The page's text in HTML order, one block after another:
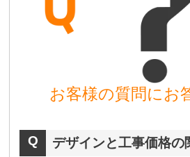
お客様の質問にお
デザインと工事価格の